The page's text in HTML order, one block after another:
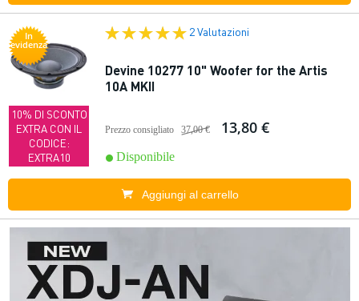
In
evidenza
10% DI SCONTO
EXTRA CON IL
CODICE:
EXTRA10
2 Valutazioni
Devine 10277 10" Woofer for the Artis
10A MKII
Prezzo consigliato 37,00 € 13,80 €
Disponibile
Aggiungi al carrello